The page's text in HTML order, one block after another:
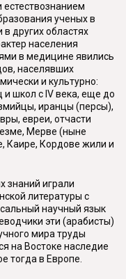
ученых в
других областях
населения
в медицине явились
населявших
и культурно:
школ с IV века, еще до
иранцы (персы),
евреи, отчасти
Мерве (ныне
Каире, Кордове жили и
знаний играли
литературы с
научный язык
эти (арабисты)
мира труды
на Востоке наследие
тогда в Европе.